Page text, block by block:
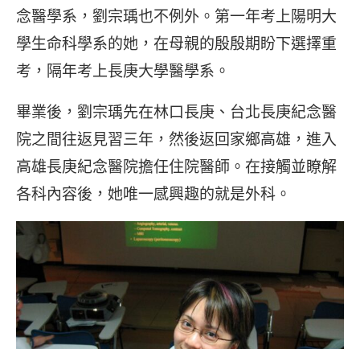
念醫學系，劉宗瑀也不例外。第一年考上陽明大
學生命科學系的她，在母親的殷殷期盼下選擇重
考，隔年考上長庚大學醫學系。
畢業後，劉宗瑀先在林口長庚、台北長庚紀念醫
院之間往返見習三年，然後返回家鄉高雄，進入
高雄長庚紀念醫院擔任住院醫師。在接觸並瞭解
各科內容後，她唯一感興趣的就是外科。